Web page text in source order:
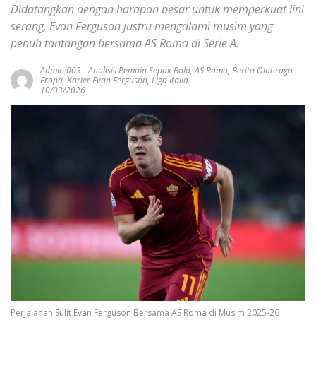
Didatangkan dengan harapan besar untuk memperkuat lini
serang, Evan Ferguson justru mengalami musim yang
penuh tantangan bersama AS Roma di Serie A.
Admin 003-Analisis Pemain Sepak Bola,AS Roma, Berita Olahraga
Eropa, Karier Evan Ferguson, Liga Italia
10/03/2026
Perjalanan Sulit Evan Ferguson Bersama AS Roma di Musim 2025-26